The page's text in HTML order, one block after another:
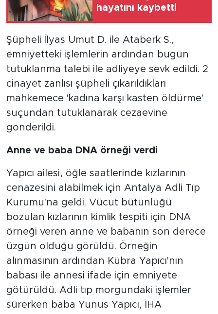
hayatını kaybetti
Şüpheli İlyas Umut D. ile Ataberk S.,
emniyetteki işlemlerin ardından bugün
tutuklanma talebi ile adliyeye sevk edildi. 2
cinayet zanlısı şüpheli çıkarıldıkları
mahkemece 'kadına karşı kasten öldürme'
suçundan tutuklanarak cezaevine
gönderildi.
Anne ve baba DNA örneği verdi
Yapıcı ailesi, öğle saatlerinde kızlarının
cenazesini alabilmek için Antalya Adli Tıp
Kurumu'na geldi. Vücut bütünlüğü
bozulan kızlarının kimlik tespiti için DNA
örneği veren anne ve babanın son derece
üzgün olduğu görüldü. Örneğin
alınmasının ardından Kübra Yapıcı'nın
babası ile annesi ifade için emniyete
götürüldü. Adli tıp morgundaki işlemler
sürerken baba Yunus Yapıcı, İHA